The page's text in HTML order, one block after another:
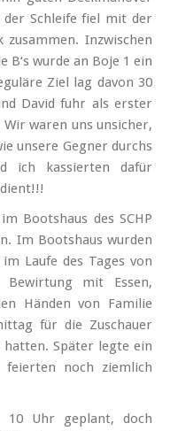
der Schleife fiel mit der
Inzwischen
wurde an Boje 1 ein
Ziel lag davon 30
David fuhr als erster
waren uns unsicher,
unsere Gegner durchs
ich kassierten dafür
Bootshaus des SCHP
Im Bootshaus wurden
Laufe des Tages von
mit Essen,
Händen von Familie
für die Zuschauer
hatten. Später legte ein
feierten noch ziemlich
Uhr geplant, doch